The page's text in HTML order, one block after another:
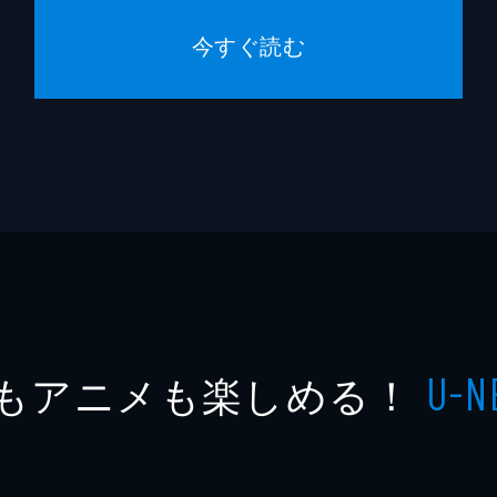
今すぐ読む
アニメも楽しめる！ U-